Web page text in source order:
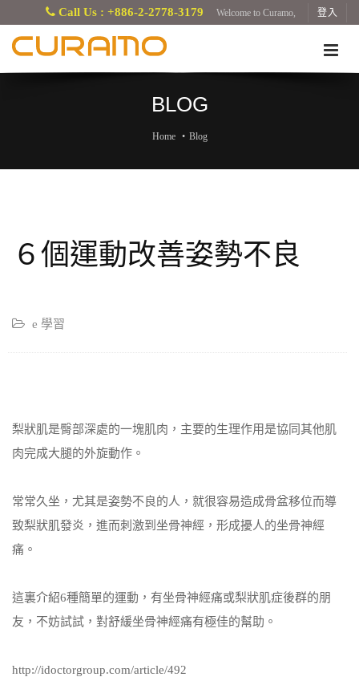
Call Us : +886-2-2778-3179 Welcome to Curamo, 登入
BLOG
Home Blog
６個運動改善姿勢不良
e 學習
梨狀肌是臀部深處的一塊肌肉，主要的生理作用是協同其他肌
肉完成大腿的外旋動作。
常常久坐，尤其是姿勢不良的人，就很容易造成骨盆移位而導
致梨狀肌發炎，進而刺激到坐骨神經，形成擾人的坐骨神經
痛。
這裏介紹6種簡單的運動，有坐骨神經痛或梨狀肌症後群的朋
友，不妨試試，對舒緩坐骨神經痛有極佳的幫助。
http://idoctorgroup.com/article/492